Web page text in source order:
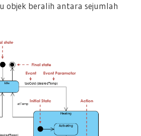
objek beralih antara sejumlah